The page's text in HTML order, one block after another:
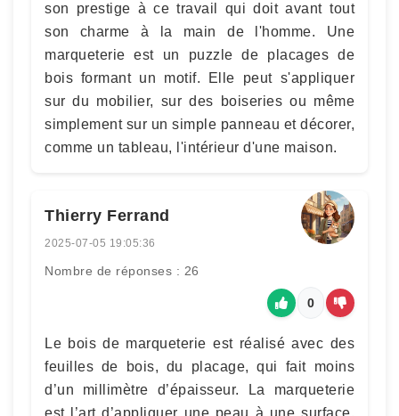
son prestige à ce travail qui doit avant tout
son charme à la main de l'homme. Une
marqueterie est un puzzle de placages de
bois formant un motif. Elle peut s'appliquer
sur du mobilier, sur des boiseries ou même
simplement sur un simple panneau et décorer,
comme un tableau, l'intérieur d'une maison.
Thierry Ferrand
2025-07-05 19:05:36
Nombre de réponses : 26
0
Le bois de marqueterie est réalisé avec des
feuilles de bois, du placage, qui fait moins
d’un millimètre d’épaisseur. La marqueterie
est l’art d’appliquer une peau à une surface.